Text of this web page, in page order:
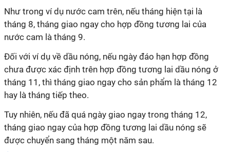
Như trong ví dụ nước cam trên, nếu tháng hiện tại là
tháng 8, tháng giao ngay cho hợp đồng tương lai của
nước cam là tháng 9.
Đối với ví dụ về dầu nóng, nếu ngày đáo hạn hợp đồng
chưa được xác định trên hợp đồng tương lai dầu nóng ở
tháng 11, thì tháng giao ngay cho sản phẩm là tháng 12
hay là tháng tiếp theo.
Tuy nhiên, nếu đã quá ngày giao ngay trong tháng 12,
tháng giao ngay của hợp đồng tương lai dầu nóng sẽ
được chuyển sang tháng một năm sau.